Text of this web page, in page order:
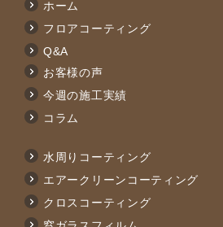
ホーム
フロアコーティング
Q&A
お客様の声
今週の施工実績
コラム
水周りコーティング
エアークリーンコーティング
クロスコーティング